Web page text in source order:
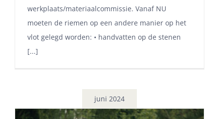
werkplaats/materiaalcommissie. Vanaf NU
moeten de riemen op een andere manier op het
vlot gelegd worden: • handvatten op de stenen
[...]
juni 2024